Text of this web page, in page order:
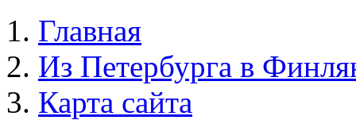
Главная
Из Петербурга в
Карта сайта